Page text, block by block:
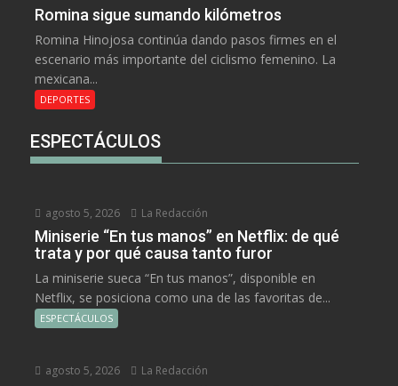
Romina sigue sumando kilómetros
Romina Hinojosa continúa dando pasos firmes en el
escenario más importante del ciclismo femenino. La
mexicana...
DEPORTES
ESPECTÁCULOS
agosto 5, 2026 La Redacción
Miniserie “En tus manos” en Netflix: de qué
trata y por qué causa tanto furor
La miniserie sueca “En tus manos”, disponible en
Netflix, se posiciona como una de las favoritas de...
ESPECTÁCULOS
agosto 5, 2026 La Redacción